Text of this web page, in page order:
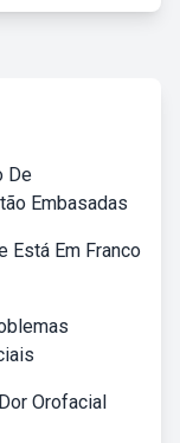
De
Embasadas
Está Em Franco
Orofacial